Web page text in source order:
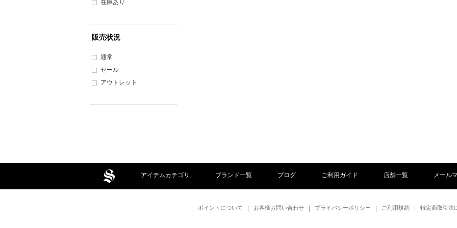
在庫あり
販売状況
通常
セール
アウトレット
アイテムカテゴリ ブランド一覧 ブログ ご利用ガイド 店舗一覧 メール
ポイントについて お客様お問い合わせ プライバシーポリシー ご利用規約 特定商取引法